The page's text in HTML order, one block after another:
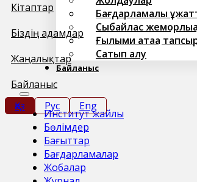
Бағдарламалық
Сыбайлас
Ғылыми атаққа
Сатып алу
Байланыс
Институт жайлы
Бөлімдер
Бағыттар
Бағдарламалар
Жобалар
Кітаптар
Біздің адамдар
Жаңалықтар
Байланыс
Қаз
Рус Eng